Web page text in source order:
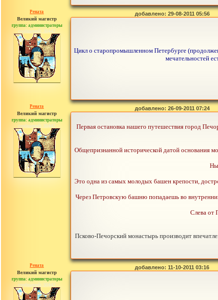
Рената
Великий магистр
группа: администраторы
сообщений: 30442
добавлено: 29-08-2011 05:56
Цикл о старопромышленном Петербурге
мечательностей
Рената
Великий магистр
группа: администраторы
сообщений: 30442
добавлено: 26-09-2011 07:24
Первая остановка нашего путешествия город
Общепризнанной исторической датой основания
Это одна из самых молодых башен крепости,
Через Петровскую башню попадаешь во
Слева от
Псково-Печорский монастырь производит
Рената
Великий магистр
группа: администраторы
сообщений: 30442
добавлено: 11-10-2011 03:16